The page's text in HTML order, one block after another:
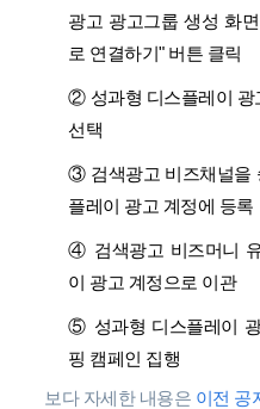
광고 광고그룹 생성 화
로 연결하기" 버튼 클릭
② 성과형 디스플레이 광
선택
③ 검색광고 비즈채널을
플레이 광고 계정에 등록
④ 검색광고 비즈머니
이 광고 계정으로 이관
⑤ 성과형 디스플레이
핑 캠페인 집행
보다 자세한 내용은 이전 공